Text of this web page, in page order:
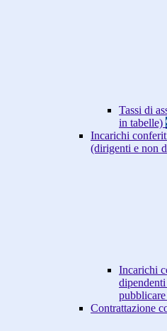
Tassi di
in tabelle)
Incarichi
(dirigenti e non
Incarichi
Contrattazione